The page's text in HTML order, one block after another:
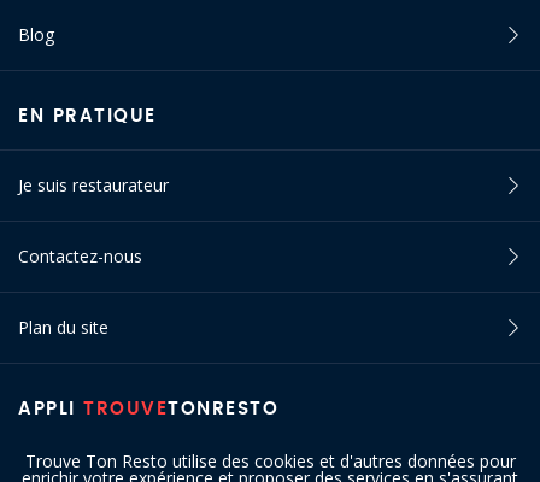
Trouve Ton Resto utilise des cookies et d'autres données pour
APPLI TROUVETONRESTO
Blog
EN PRATIQUE
Je suis restaurateur
Contactez-nous
Plan du site